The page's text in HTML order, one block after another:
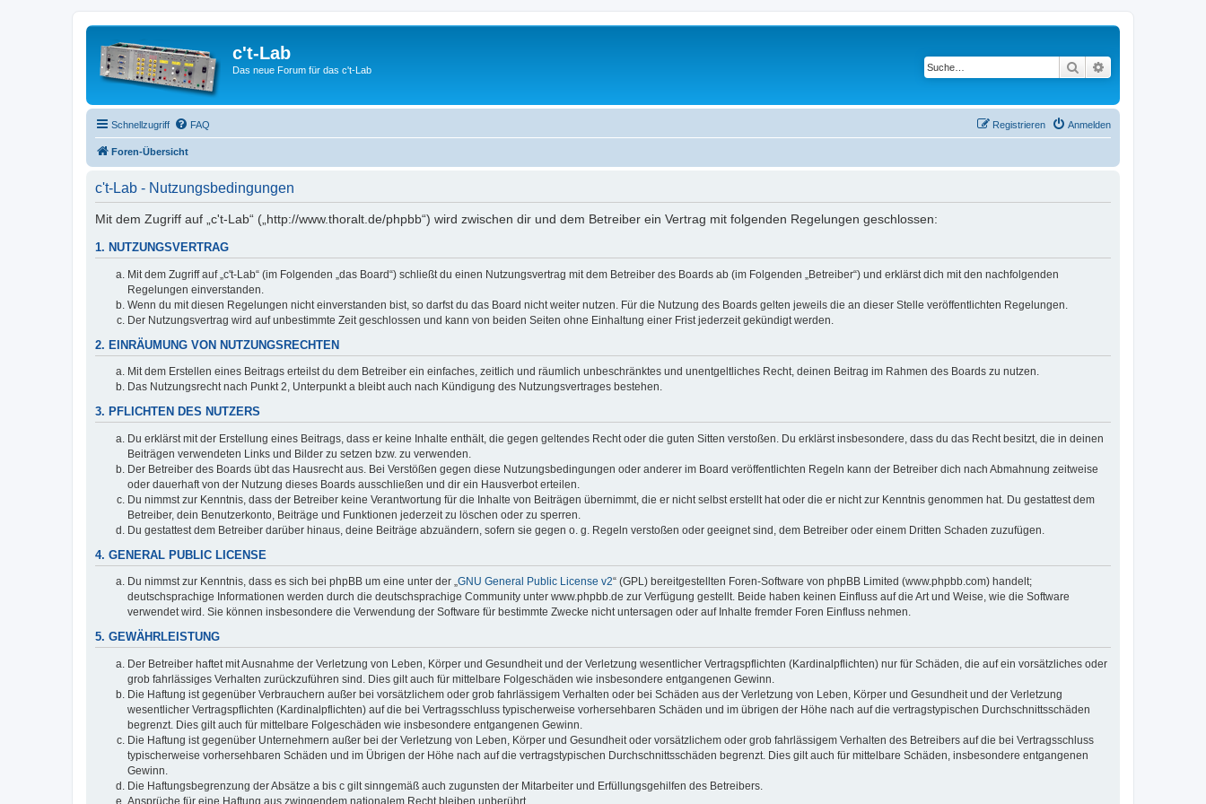
c't-Lab
Das neue Forum für das c't-Lab Suche
Schnellzugriff FAQ Anmelden
Registrieren
Foren-Übersicht
c't-Lab - Nutzungsbedingungen
Mit dem Zugriff auf „c't-Lab“ („http://www.thoralt.de/phpbb“) wird zwischen dir und dem Betreiber ein Vertrag mit folgenden Regelungen geschlossen:
1. NUTZUNGSVERTRAG
Mit dem Zugriff auf „c't-Lab“ (im Folgenden „das Board“) schließt du einen Nutzungsvertrag mit dem Betreiber des Boards ab (im Folgenden „Betreiber“) und erklärst dich mit den nachfolgenden
Regelungen einverstanden.
Wenn du mit diesen Regelungen nicht einverstanden bist, so darfst du das Board nicht weiter nutzen. Für die Nutzung des Boards gelten jeweils die an dieser Stelle veröffentlichten Regelungen.
Der Nutzungsvertrag wird auf unbestimmte Zeit geschlossen und kann von beiden Seiten ohne Einhaltung einer Frist jederzeit gekündigt werden.
2. EINRÄUMUNG VON NUTZUNGSRECHTEN
Mit dem Erstellen eines Beitrags erteilst du dem Betreiber ein einfaches, zeitlich und räumlich unbeschränktes und unentgeltliches Recht, deinen Beitrag im Rahmen des Boards zu nutzen.
Das Nutzungsrecht nach Punkt 2, Unterpunkt a bleibt auch nach Kündigung des Nutzungsvertrages bestehen.
3. PFLICHTEN DES NUTZERS
Du erklärst mit der Erstellung eines Beitrags, dass er keine Inhalte enthält, die gegen geltendes Recht oder die guten Sitten verstoßen. Du erklärst insbesondere, dass du das Recht besitzt, die in deinen
Beiträgen verwendeten Links und Bilder zu setzen bzw. zu verwenden.
Der Betreiber des Boards übt das Hausrecht aus. Bei Verstößen gegen diese Nutzungsbedingungen oder anderer im Board veröffentlichten Regeln kann der Betreiber dich nach Abmahnung zeitweise
oder dauerhaft von der Nutzung dieses Boards ausschließen und dir ein Hausverbot erteilen.
Du nimmst zur Kenntnis, dass der Betreiber keine Verantwortung für die Inhalte von Beiträgen übernimmt, die er nicht selbst erstellt hat oder die er nicht zur Kenntnis genommen hat. Du gestattest dem
Betreiber, dein Benutzerkonto, Beiträge und Funktionen jederzeit zu löschen oder zu sperren.
Du gestattest dem Betreiber darüber hinaus, deine Beiträge abzuändern, sofern sie gegen o. g. Regeln verstoßen oder geeignet sind, dem Betreiber oder einem Dritten Schaden zuzufügen.
4. GENERAL PUBLIC LICENSE
Du nimmst zur Kenntnis, dass es sich bei phpBB um eine unter der „GNU General Public License v2“ (GPL) bereitgestellten Foren-Software von phpBB Limited (www.phpbb.com) handelt;
deutschsprachige Informationen werden durch die deutschsprachige Community unter www.phpbb.de zur Verfügung gestellt. Beide haben keinen Einfluss auf die Art und Weise, wie die Software
verwendet wird. Sie können insbesondere die Verwendung der Software für bestimmte Zwecke nicht untersagen oder auf Inhalte fremder Foren Einfluss nehmen.
5. GEWÄHRLEISTUNG
Der Betreiber haftet mit Ausnahme der Verletzung von Leben, Körper und Gesundheit und der Verletzung wesentlicher Vertragspflichten (Kardinalpflichten) nur für Schäden, die auf ein vorsätzliches oder
grob fahrlässiges Verhalten zurückzuführen sind. Dies gilt auch für mittelbare Folgeschäden wie insbesondere entgangenen Gewinn.
Die Haftung ist gegenüber Verbrauchern außer bei vorsätzlichem oder grob fahrlässigem Verhalten oder bei Schäden aus der Verletzung von Leben, Körper und Gesundheit und der Verletzung
wesentlicher Vertragspflichten (Kardinalpflichten) auf die bei Vertragsschluss typischerweise vorhersehbaren Schäden und im übrigen der Höhe nach auf die vertragstypischen Durchschnittsschäden
begrenzt. Dies gilt auch für mittelbare Folgeschäden wie insbesondere entgangenen Gewinn.
Die Haftung ist gegenüber Unternehmern außer bei der Verletzung von Leben, Körper und Gesundheit oder vorsätzlichem oder grob fahrlässigem Verhalten des Betreibers auf die bei Vertragsschluss
typischerweise vorhersehbaren Schäden und im Übrigen der Höhe nach auf die vertragstypischen Durchschnittsschäden begrenzt. Dies gilt auch für mittelbare Schäden, insbesondere entgangenen
Gewinn.
Die Haftungsbegrenzung der Absätze a bis c gilt sinngemäß auch zugunsten der Mitarbeiter und Erfüllungsgehilfen des Betreibers.
Ansprüche für eine Haftung aus zwingendem nationalem Recht bleiben unberührt.